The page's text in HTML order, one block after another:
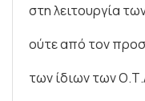
στη λειτουργία
ούτε από τον
των ίδιων των